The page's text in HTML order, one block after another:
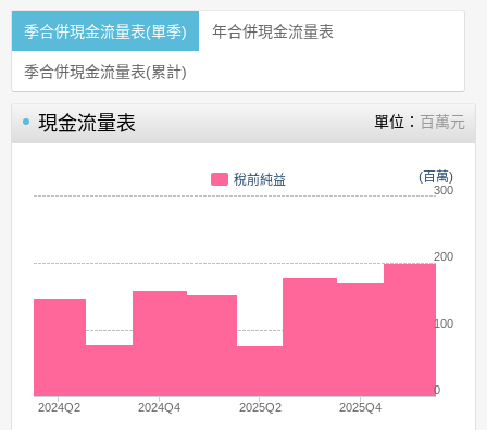
季合併現金流量表(單季) 年合併現金流量表
季合併現金流量表(累計)
現金流量表 單位： 百萬元
(百萬)
稅前純益
2024Q2 2024Q4 2025Q2 2025Q4
0
100
200
300